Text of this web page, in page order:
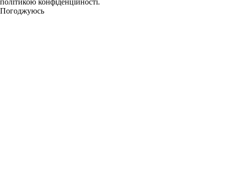
Погоджуюсь